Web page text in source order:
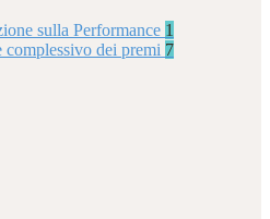
sulla Performance 1
complessivo dei premi 7